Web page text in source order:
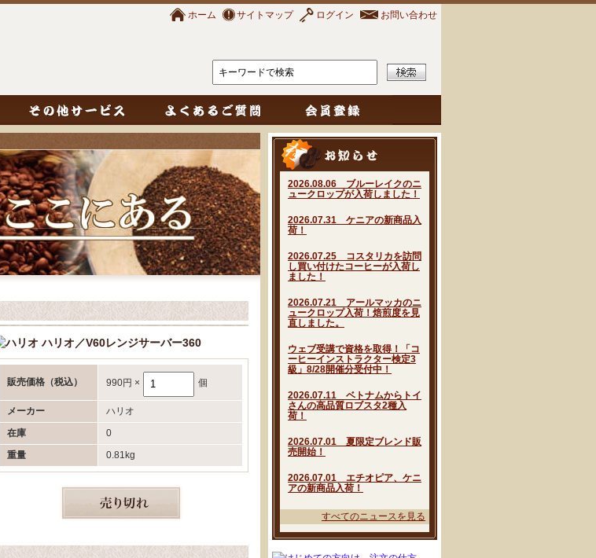
ホーム サイトマップ ログイン お問い合わせ
2026.08.06 ブルーレイクのニ
ュークロップが入荷しました！
2026.07.31 ケニアの新商品入
荷！
2026.07.25 コスタリカを訪問
し買い付けたコーヒーが入荷し
ました！
2026.07.21 アールマッカのニ
ュークロップ入荷！焙煎度を見
直しました。
ウェブ受講で資格を取得！「コ
ーヒーインストラクター検定3
級」8/28開催分受付中！
2026.07.11 ベトナムからトイ
さんの高品質ロブスタ2種入
荷！
2026.07.01 夏限定ブレンド販
売開始！
2026.07.01 エチオピア、ケニ
アの新商品入荷！
すべてのニュースを見る
ハリオ／V60レンジサーバー360
販売価格 （税込） 990円 × 個
メーカー
ハリオ
在庫
0
重量
0.81kg